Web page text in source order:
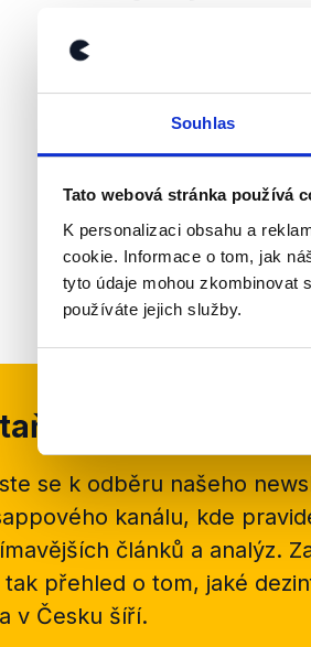
Souhlas
Tato webová stránka používá
K personalizaci obsahu a
cookie. Informace o tom, jak
tyto údaje mohou zkombinovat
používáte jejich služby.
OVĚŘENO
v kontaktu
se k odběru našeho
kanálu, kde
článků a analýz.
tak přehled o tom, jaké
v Česku šíří.